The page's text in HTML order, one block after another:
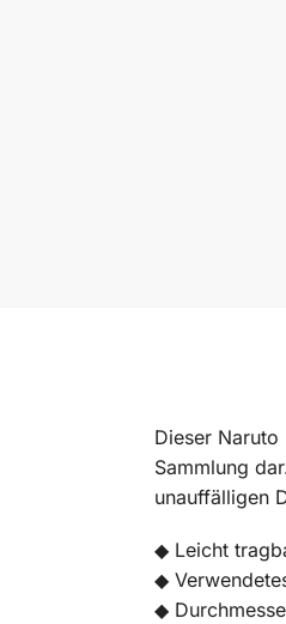
Dieser
Sammlung
unauffälligen
◆ Leicht
◆
◆